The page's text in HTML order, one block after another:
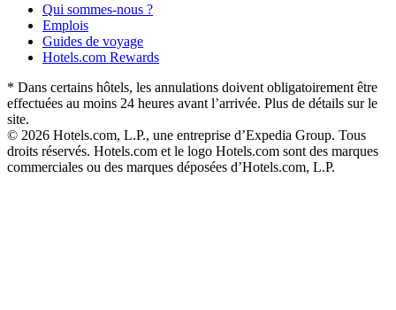
Qui sommes-nous ?
Emplois
Guides de voyage
Hotels.com Rewards
* Dans certains hôtels, les annulations doivent obligatoirement être
effectuées au moins 24 heures avant l’arrivée. Plus de détails sur le
site.
© 2026 Hotels.com, L.P., une entreprise d’Expedia Group. Tous
droits réservés. Hotels.com et le logo Hotels.com sont des marques
commerciales ou des marques déposées d’Hotels.com, L.P.